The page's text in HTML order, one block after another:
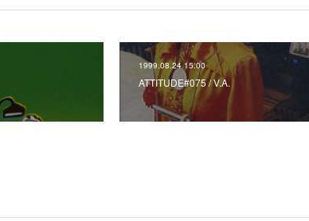
1999.08.24 15:00
ATTITUDE#075 / V.A.